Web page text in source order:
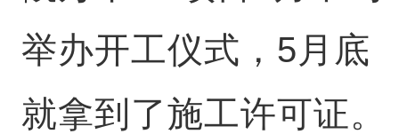
举办开工仪式，5月底
就拿到了施工许可证。